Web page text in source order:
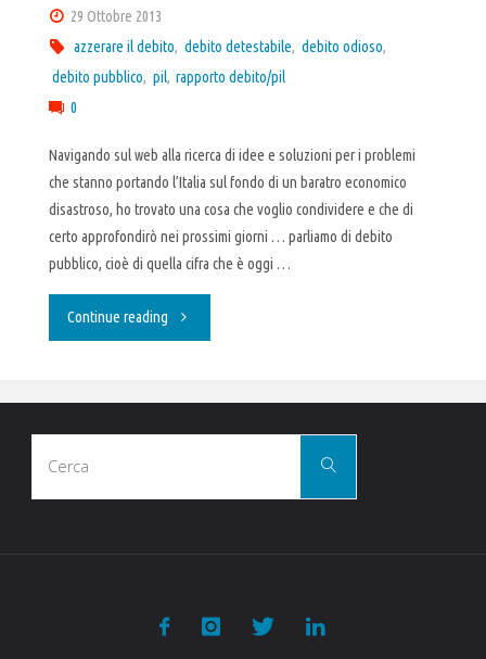
29 Ottobre 2013
azzerare il debito, debito detestabile, debito odioso,
debito pubblico, pil, rapporto debito/pil
0
Navigando sul web alla ricerca di idee e soluzioni per i problemi
che stanno portando l’Italia sul fondo di un baratro economico
disastroso, ho trovato una cosa che voglio condividere e che di
certo approfondirò nei prossimi giorni … parliamo di debito
pubblico, cioè di quella cifra che è oggi …
Continue reading "Debito
può
Cerca